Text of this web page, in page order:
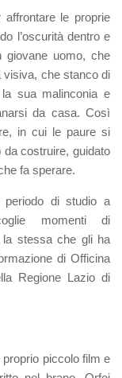
le proprie
l’oscurità dentro e
uomo, che
visiva, che stanco di
sua malinconia e
da casa. Così
in cui le paure si
costruire, guidato
fa sperare.
di studio a
momenti di
la stessa che gli ha
di Officina
Regione Lazio di
proprio piccolo film e